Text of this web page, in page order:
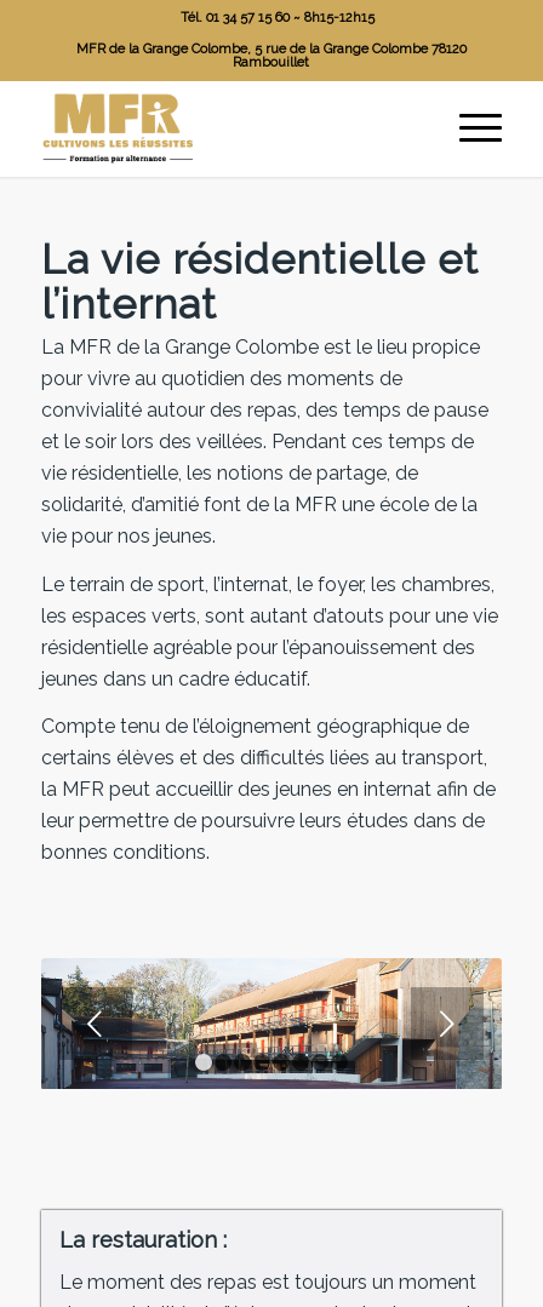
Tél. 01 34 57 15 60 ~ 8h15-12h15
MFR de la Grange Colombe, 5 rue de la Grange Colombe 78120
Rambouillet
La vie résidentielle et
l’internat
La MFR de la Grange Colombe est le lieu propice
pour vivre au quotidien des moments de
convivialité autour des repas, des temps de pause
et le soir lors des veillées. Pendant ces temps de
vie résidentielle, les notions de partage, de
solidarité, d’amitié font de la MFR une école de la
vie pour nos jeunes.
Le terrain de sport, l’internat, le foyer, les chambres,
les espaces verts, sont autant d’atouts pour une vie
résidentielle agréable pour l’épanouissement des
jeunes dans un cadre éducatif.
Compte tenu de l’éloignement géographique de
certains élèves et des difficultés liées au transport,
la MFR peut accueillir des jeunes en internat afin de
leur permettre de poursuivre leurs études dans de
bonnes conditions.
Suivant
1 2 3 4 5 6 7 8
La restauration :
Le moment des repas est toujours un moment